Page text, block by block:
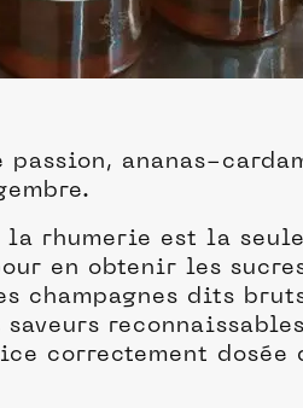
ananas-
rhumerie est la
en obtenir les
champagnes dits
correctement dosée